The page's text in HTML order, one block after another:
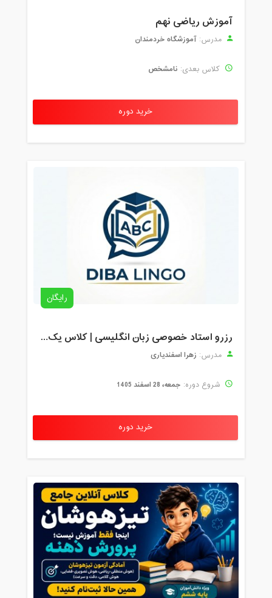
آموزش ریاضی نهم
مدرس: آموزشگاه خردمندان
کلاس بعدی: نامشخص
خرید دوره
رایگان
رزرو استاد خصوصی زبان انگلیسی | کلاس یک‌نفره با زهرا اسفندیاری + مشاوره رایگان
مدرس: زهرا اسفندیاری
شروع دوره: جمعه، 28 اسفند 1405
خرید دوره